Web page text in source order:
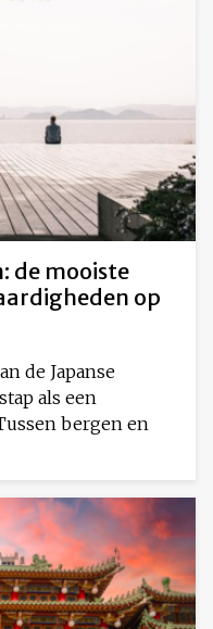
de mooiste
op
de Japanse
als een
bergen en